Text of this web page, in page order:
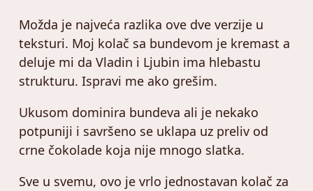
Možda je najveća razlika ove dve verzije u
teksturi. Moj kolač sa bundevom je kremast a
deluje mi da Vladin i Ljubin ima hlebastu
strukturu. Ispravi me ako grešim.
Ukusom dominira bundeva ali je nekako
potpuniji i savršeno se uklapa uz preliv od
crne čokolade koja nije mnogo slatka.
Sve u svemu, ovo je vrlo jednostavan kolač za